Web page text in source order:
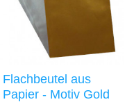
Flachbeutel aus
Papier - Motiv Gold